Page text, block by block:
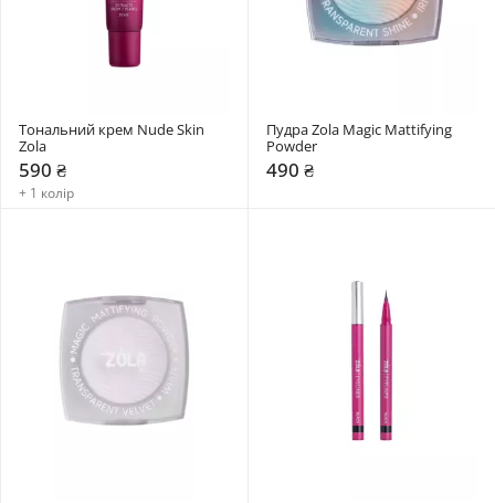
Тональний крем Nude Skin
Zola
590 ₴
+ 1 колір
Пудра Zola Magic Mattifying
Powder
490 ₴